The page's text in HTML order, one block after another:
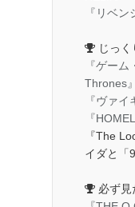
『リベン
じっ
『ゲー
Thrones』
『ヴァ
『
『The
イダと「
必ず見